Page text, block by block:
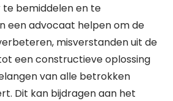
bemiddelen en te
een advocaat helpen om de
misverstanden uit de
een constructieve oplossing
van alle betrokken
Dit kan bijdragen aan het